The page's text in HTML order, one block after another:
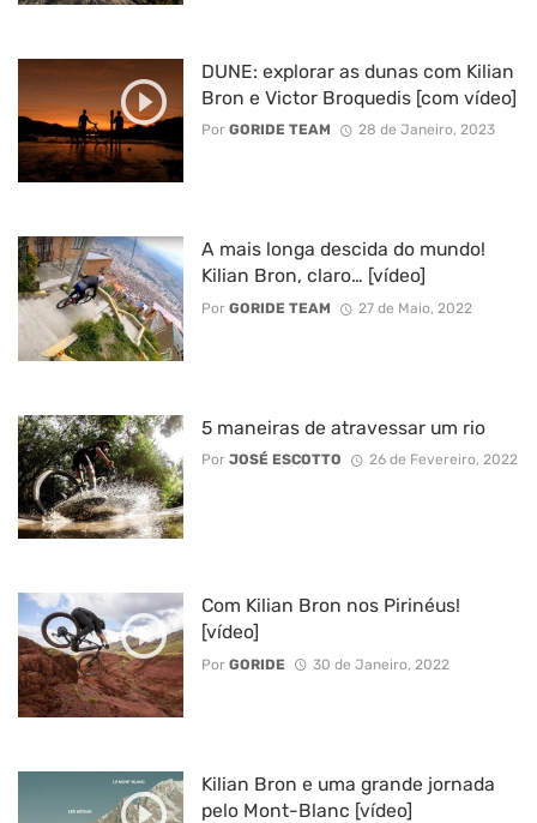
DUNE: explorar as dunas com Kilian
Bron e Victor Broquedis [com vídeo]
Por GORIDE TEAM 28 de Janeiro, 2023
A mais longa descida do mundo!
Kilian Bron, claro… [vídeo]
Por GORIDE TEAM 27 de Maio, 2022
5 maneiras de atravessar um rio
Por JOSÉ ESCOTTO 26 de Fevereiro, 2022
Com Kilian Bron nos Pirinéus!
[vídeo]
Por GORIDE 30 de Janeiro, 2022
Kilian Bron e uma grande jornada
pelo Mont-Blanc [vídeo]